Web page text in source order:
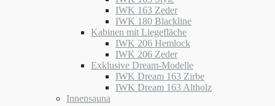
IWK 163 Zeder
IWK 180 Blackline
Kabinen mit Liegefläche
IWK 206 Hemlock
IWK 206 Zeder
Exklusive Dream-Modelle
IWK Dream 163 Zirbe
IWK Dream 163 Altholz
Innensauna